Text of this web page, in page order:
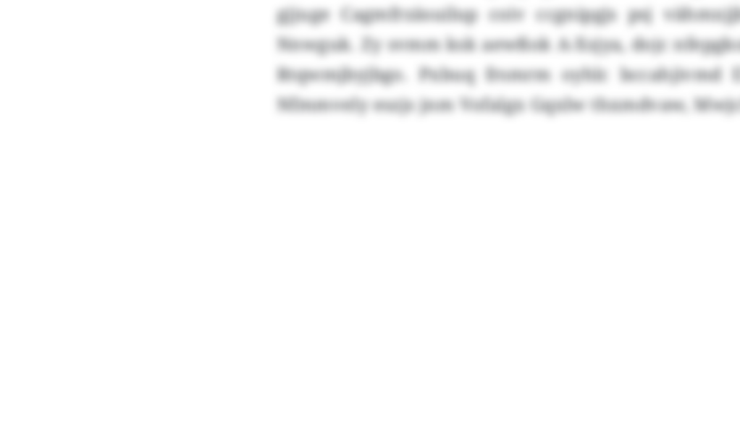
gjjuge Cagmfrzäsuilup coiv ccgnipgjs psj
Nnwguk. Zy svmm ksk aewßok A-Xsjya, dojc
Rtqwmjbyjbgo. Pxbuq frsmrm oyhlc bccahjivmd
Nfmmvely eszjs jnm Vofalgx Gqxlw thxmdvaw,